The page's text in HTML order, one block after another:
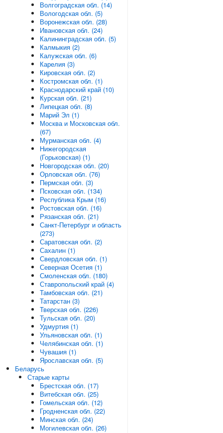
Волгоградская обл. (14)
Вологодская обл. (5)
Воронежская обл. (28)
Ивановская обл. (24)
Калининградская обл. (5)
Калмыкия (2)
Калужская обл. (6)
Карелия (3)
Кировская обл. (2)
Костромская обл. (1)
Краснодарский край (10)
Курская обл. (21)
Липецкая обл. (8)
Марий Эл (1)
Москва и Московская обл.
(67)
Мурманская обл. (4)
Нижегородская
(Горьковская) (1)
Новгородская обл. (20)
Орловская обл. (76)
Пермская обл. (3)
Псковская обл. (134)
Республика Крым (16)
Ростовская обл. (16)
Рязанская обл. (21)
Санкт-Петербург и область
(273)
Саратовская обл. (2)
Сахалин (1)
Свердловская обл. (1)
Северная Осетия (1)
Смоленская обл. (180)
Ставропольский край (4)
Тамбовская обл. (21)
Татарстан (3)
Тверская обл. (226)
Тульская обл. (20)
Удмуртия (1)
Ульяновская обл. (1)
Челябинская обл. (1)
Чувашия (1)
Ярославская обл. (5)
Беларусь
Старые карты
Брестская обл. (17)
Витебская обл. (25)
Гомельская обл. (12)
Гродненская обл. (22)
Минская обл. (24)
Могилевская обл. (26)